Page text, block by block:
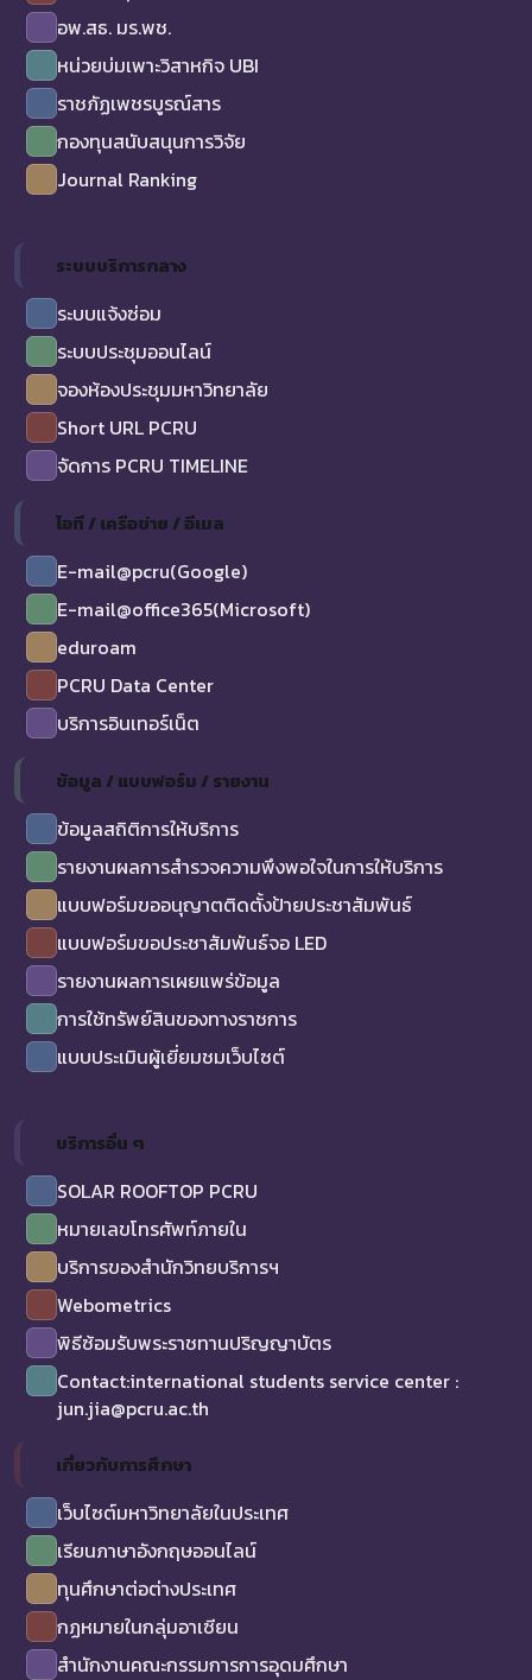
อพ.สธ. มร.พช.
หน่วยบ่มเพาะวิสาหกิจ UBI
ราชภัฏเพชรบูรณ์สาร
กองทุนสนับสนุนการวิจัย
Journal Ranking
ระบบบริการกลาง
ระบบแจ้งซ่อม
ระบบประชุมออนไลน์
จองห้องประชุมมหาวิทยาลัย
Short URL PCRU
จัดการ PCRU TIMELINE
ไอที / เครือข่าย / อีเมล
E-mail@pcru(Google)
E-mail@office365(Microsoft)
eduroam
PCRU Data Center
บริการอินเทอร์เน็ต
ข้อมูล / แบบฟอร์ม / รายงาน
ข้อมูลสถิติการให้บริการ
รายงานผลการสำรวจความพึงพอใจในการให้บริการ
แบบฟอร์มขออนุญาตติดตั้งป้ายประชาสัมพันธ์
แบบฟอร์มขอประชาสัมพันธ์จอ LED
รายงานผลการเผยแพร่ข้อมูล
การใช้ทรัพย์สินของทางราชการ
แบบประเมินผู้เยี่ยมชมเว็บไซต์
บริการอื่น ๆ
SOLAR ROOFTOP PCRU
หมายเลขโทรศัพท์ภายใน
บริการของสำนักวิทยบริการฯ
Webometrics
พิธีซ้อมรับพระราชทานปริญญาบัตร
Contact:international students service center :
jun.jia@pcru.ac.th
เกี่ยวกับการศึกษา
เว็บไซต์มหาวิทยาลัยในประเทศ
เรียนภาษาอังกฤษออนไลน์
ทุนศึกษาต่อต่างประเทศ
กฏหมายในกลุ่มอาเซียน
สำนักงานคณะกรรมการการอุดมศึกษา